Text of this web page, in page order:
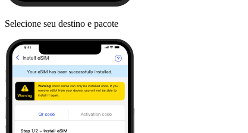
Selecione seu destino e pacote